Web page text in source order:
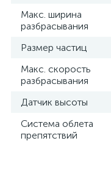
Макс. ширина
разбрасывания
Размер частиц
Макс. скорость
разбрасывания
Датчик высоты
Система облета
препятствий